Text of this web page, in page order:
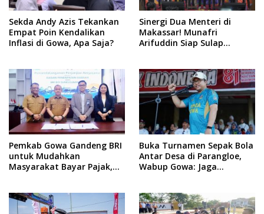
Sekda Andy Azis Tekankan
Empat Poin Kendalikan
Inflasi di Gowa, Apa Saja?
Sinergi Dua Menteri di
Makassar! Munafri
Arifuddin Siap Sulap
Baru
Pemkab Gowa Gandeng BRI
untuk Mudahkan
Masyarakat Bayar Pajak,
Buka Turnamen Sepak Bola
Antar Desa di Parangloe,
Wabup Gowa: Jaga